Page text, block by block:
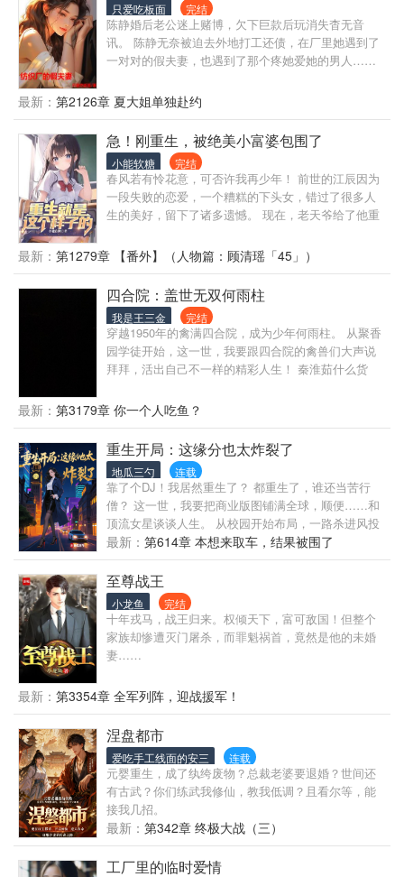
只爱吃板面 完结
陈静婚后老公迷上赌博，欠下巨款后玩消失杳无音
讯。 陈静无奈被迫去外地打工还债，在厂里她遇到了
一对对的假夫妻，也遇到了那个疼她爱她的男人……
最新： 第2126章 夏大姐单独赴约
急！刚重生，被绝美小富婆包围了
小能软糖 完结
春风若有怜花意，可否许我再少年！ 前世的江辰因为
一段失败的恋爱，一个糟糕的下头女，错过了很多人
生的美好，留下了诸多遗憾。 现在，老天爷给了他重
爱！ 食堂打饭的单纯少女？骗她到手！ 借酒消愁的高
冷御姐？跟她回家！ 而当单纯少女拿出黑卡； 高冷御
姐开着劳斯莱斯，化身高冷女总裁； 江辰这才发现
—— 完蛋！ 只单纯想谈个恋爱的我，被富婆包围了！
最新： 第1279章 【番外】（人物篇：顾清瑶「45」）
四合院：盖世无双何雨柱
我是王三金 完结
穿越1950年的禽满四合院，成为少年何雨柱。 从聚香
园学徒开始，这一世，我要跟四合院的禽兽们大声说
拜拜，活出自己不一样的精彩人生！ 秦淮茹什么货
张氏、聋老太太？都什么货色……
最新： 第3179章 你一个人吃鱼？
重生开局：这缘分也太炸裂了
地瓜三勺 连载
靠了个DJ！我居然重生了？ 都重生了，谁还当苦行
僧？ 这一世，我要把商业版图铺满全球，顺便……和
顶流女星谈谈人生。 从校园开始布局，一路杀进风投
圈，迅速崛起成为行业点金手。 转身搅动文娱风云，
打造现象级IP，签顶流、制爆款，娱乐圈半壁江山皆
他麾下。 更以超越十年的眼光突入科技领域，超级AI
实验室、无人驾驶、新能源……硬核科技全面突围。
一步步构建商业帝国；甚至搅动足球江湖，玩转欧洲
豪门俱乐部。 多年后，福布斯封面上的他笑容慵懒，
身后是数家世界级企业。 “叶总，您成功的秘诀是什
么？” 他抿一口红酒，眼神掠过台下诸多熟悉的面孔，
最新： 第614章 本想来取车，结果被围了
至尊战王
小龙鱼 完结
十年戎马，战王归来。权倾天下，富可敌国！但整个
家族却惨遭灭门屠杀，而罪魁祸首，竟然是他的未婚
妻……
最新： 第3354章 全军列阵，迎战援军！
涅盘都市
爱吃手工线面的安三 连载
元婴重生，成了纨绔废物？总裁老婆要退婚？世间还
有古武？你们练武我修仙，教我低调？且看尔等，能
接我几招。
最新： 第342章 终极大战（三）
工厂里的临时爱情